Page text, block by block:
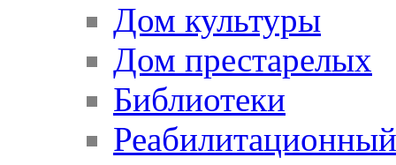
Дом культуры
Дом престарелых
Библиотеки